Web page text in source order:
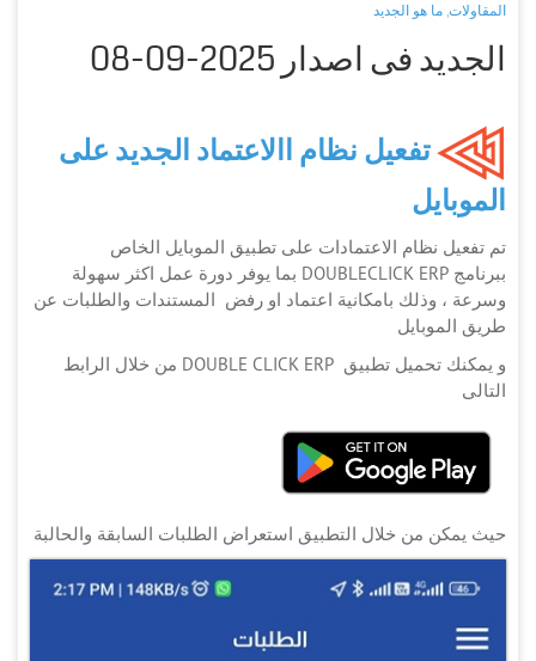
المقاولات, ما هو الجديد
الجديد فى اصدار 2025-09-08
تفعيل نظام االاعتماد الجديد على
الموبايل
تم تفعيل نظام الاعتمادات على تطبيق الموبايل الخاص
ببرنامج DOUBLECLICK ERP بما يوفر دورة عمل اكثر سهولة
وسرعة ، وذلك بامكانية اعتماد او رفض المستندات والطلبات عن
طريق الموبايل
و يمكنك تحميل تطبيق DOUBLE CLICK ERP من خلال الرابط
التالى
حيث يمكن من خلال التطبيق استعراض الطلبات السابقة والحالبة